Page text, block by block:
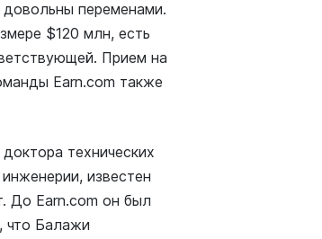
переменами.
$120 млн, есть
Прием на
Earn.com также
технических
известен
До Earn.com он был
что Балажи